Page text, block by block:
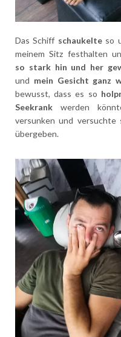
Das Schiff schaukelteso
meinem Sitz festhalten
so stark hin und her
und mein Gesicht ganz
bewusst, dass es so
Seekrank werden
versunken und versuchte
übergeben.